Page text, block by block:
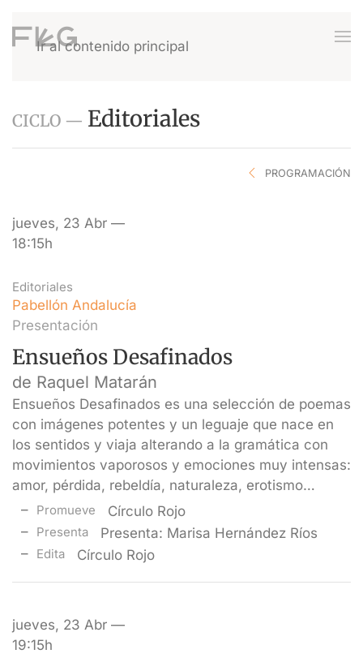
Ir al contenido principal
CICLO — Editoriales
PROGRAMACIÓN
jueves, 23 Abr —
18:15h
Editoriales
Pabellón Andalucía
Presentación
Ensueños Desafinados
de Raquel Matarán
Ensueños Desafinados es una selección de poemas
con imágenes potentes y un leguaje que nace en
los sentidos y viaja alterando a la gramática con
movimientos vaporosos y emociones muy intensas:
amor, pérdida, rebeldía, naturaleza, erotismo…
Promueve Círculo Rojo
Presenta Presenta: Marisa Hernández Ríos
Edita Círculo Rojo
jueves, 23 Abr —
19:15h